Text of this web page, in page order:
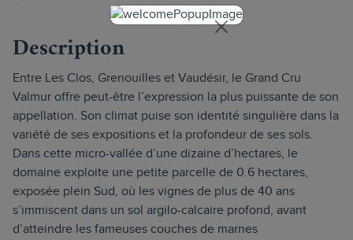
Description
Entre Les Clos, Grenouilles et Vaudésir, le Grand Cru
Valmur offre peut-être l’expression la plus puissante de son
appellation. Son climat puise son identité singulière dans la
variété de ses expositions et la profondeur de ses sols.
Dans cette micro-vallée d’une dizaine d’hectares, le
domaine exploite une petite parcelle de 0.6 hectares,
exposée plein Sud, où les vignes de plus de 40 ans
s’immiscent dans un sol argilo-calcaire profond, avant
d’atteindre les fameuses couches de marnes